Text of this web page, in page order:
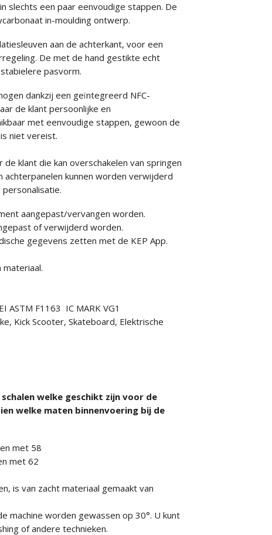
slechts een paar eenvoudige stappen. De
in-moulding ontwerp.
aan de achterkant, voor een
De met de hand gestikte echt
pasvorm.
dankzij een geïntegreerd NFC-
de klant persoonlijke en
met eenvoudige stappen, gewoon de
niet vereist.
klant die kan overschakelen van springen
kunnen worden verwijderd
aangepast/vervangen worden.
of verwijderd worden.
gegevens zetten met de KEP App.
ASTM F1163 IC MARK VG1
Kick Scooter, Skateboard, Elektrische
welke geschikt zijn voor de
welke maten binnenvoering bij de
met 58
met 62
is van zacht materiaal gemaakt van
machine worden gewassen op 30°. U kunt
of andere technieken.